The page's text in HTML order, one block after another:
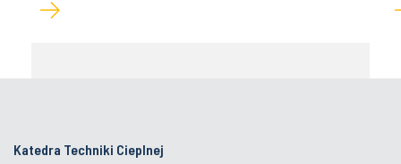
Katedra Techniki Cieplnej